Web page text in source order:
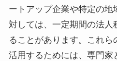
ートアップ企業や特定の地
対しては、一定期間の法人
ることがあります。これら
活用するためには、専門家